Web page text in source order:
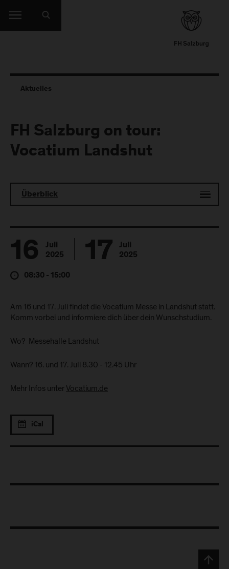
Aktuelles
FH Salzburg on tour:
Vocatium Landshut
Überblick
16
Juli
2025
17
Juli
2025
08:30 - 15:00
Am 16 und 17. Juli findet die Vocatium Messe in Landshut statt.
Komm vorbei und informiere dich über dein Wunschstudium.
Wo? Messehalle Landshut
Wann? 16. und 17. Juli 8.30 - 12.45 Uhr
Mehr Infos unterVocatium.de
iCal